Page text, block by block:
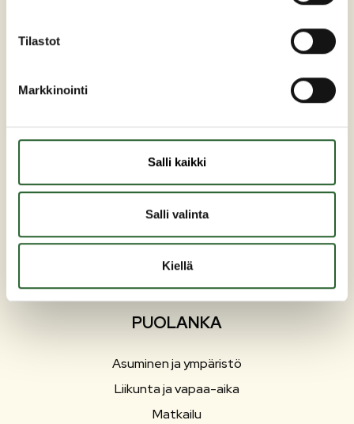
Tilastot
Markkinointi
Salli kaikki
Salli valinta
Kiellä
89200 Puolanka
Puh: +358 (0)8 6155 441
kunta(at)puolanka.fi
etunimi.sukunimi@puolanka.fi
PUOLANKA
Asuminen ja ympäristö
Liikunta ja vapaa-aika
Matkailu